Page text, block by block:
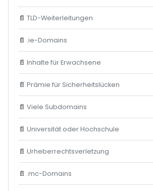
📄 TLD-Weiterleitungen
📄 .ie-Domains
📄 Inhalte für Erwachsene
📄 Prämie für Sicherheitslücken
📄 Viele Subdomains
📄 Universität oder Hochschule
📄 Urheberrechtsverletzung
📄 .mc-Domains